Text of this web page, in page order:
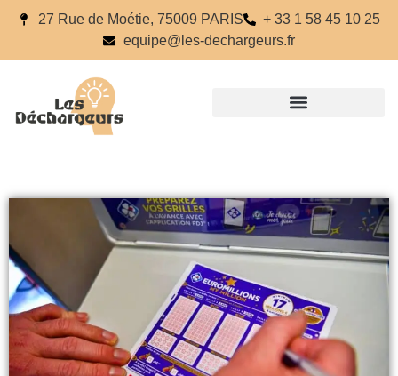
27 Rue de Moétie, 75009 PARIS
+ 33 1 58 45 10 25
equipe@les-dechargeurs.fr